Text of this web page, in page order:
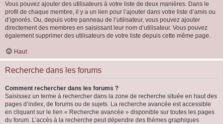
Vous pouvez ajouter des utilisateurs à votre liste de deux manières. Dans le
profil de chaque membre, il y a un lien pour l’ajouter dans votre liste d’amis ou
d’ignorés. Ou, depuis votre panneau de l’utilisateur, vous pouvez ajouter
directement des membres en saisissant leur nom d’utilisateur. Vous pouvez
également supprimer des utilisateurs de votre liste depuis cette même page.
Haut
Recherche dans les forums
Comment rechercher dans les forums ?
Saisissez un terme à rechercher dans la zone de recherche située en haut des
pages d’index, de forums ou de sujets. La recherche avancée est accessible
en cliquant sur le lien « Recherche avancée » disponible sur toutes les pages
du forum. L’accès à la recherche peut dépendre des thèmes graphiques